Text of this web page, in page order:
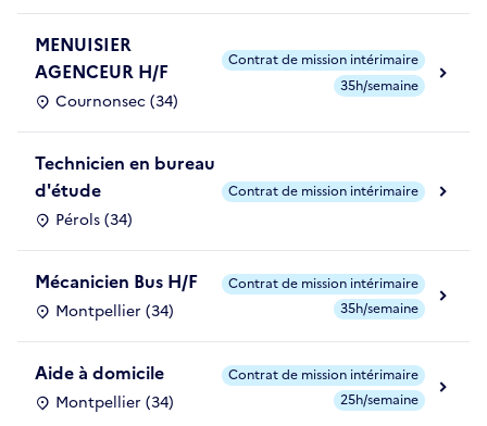
MENUISIER
AGENCEUR H/F
Cournonsec (34)
Contrat de mission intérimaire
35h/semaine
Technicien en bureau
d'étude
Pérols (34)
Contrat de mission intérimaire
Mécanicien Bus H/F
Montpellier (34)
Contrat de mission intérimaire
35h/semaine
Aide à domicile
Montpellier (34)
Contrat de mission intérimaire
25h/semaine